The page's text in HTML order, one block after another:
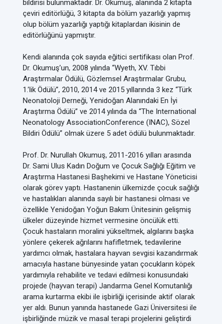
bildirisi bulunmaktadır. Dr. Okumuş, alanında 2 kitapta
çeviri editörlüğü, 3 kitapta da bölüm yazarlığı yapmış
olup bölüm yazarlığı yaptığı kitaplardan ikisinin de
editörlüğünü yapmıştır.
Kendi alanında çok sayıda eğitici sertifikası olan Prof.
Dr. Okumuş’un, 2008 yılında “Wyeth, XV. Tıbbi
Araştırmalar Ödülü, Gözlemsel Araştırmalar Grubu,
1.’lik Ödülü”, 2010, 2014 ve 2015 yıllarında 3 kez “Türk
Neonatoloji Derneği, Yenidoğan Alanındaki En İyi
Araştırma Ödülü” ve 2014 yılında da “The International
Neonatology AssociationConference (INAC), Sözel
Bildiri Ödülü” olmak üzere 5 adet ödülü bulunmaktadır.
Prof. Dr. Nurullah Okumuş, 2011-2016 yılları arasında
Dr. Sami Ulus Kadın Doğum ve Çocuk Sağlığı Eğitim ve
Araştırma Hastanesi Başhekimi ve Hastane Yöneticisi
olarak görev yaptı. Hastanenin ülkemizde çocuk sağlığı
ve hastalıkları alanında sayılı bir hastanesi olması ve
özellikle Yenidoğan Yoğun Bakım Ünitesinin gelişmiş
ülkeler düzeyinde hizmet vermesine öncülük etti.
Çocuk hastaların moralini yükseltmek, algılarını başka
yönlere çekerek ağrılarını hafifletmek, tedavilerine
yardımcı olmak, hastalara hayvan sevgisi kazandırmak
amacıyla hastane bünyesinde yatan çocukların köpek
yardımıyla rehabilite ve tedavi edilmesi konusundaki
projede (hayvan terapi) Jandarma Genel Komutanlığı
arama kurtarma ekibi ile işbirliği içerisinde aktif olarak
yer aldı. Bunun yanında hastanede Gazi Üniversitesi ile
işbirliğinde müzik ve masal terapi projelerini geliştirdi